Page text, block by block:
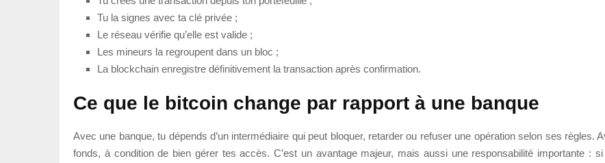
Tu la signes avec ta clé privée ;
Le réseau vérifie qu’elle est valide ;
Les mineurs la regroupent dans un bloc ;
La blockchain enregistre définitivement la transaction après confirmation.
Ce que le bitcoin change par rapport à une banque
Avec une banque, tu dépends d’un intermédiaire qui peut bloquer, retarder ou refuser une opération selon ses règles.
fonds, à condition de bien gérer tes accès. C’est un avantage majeur, mais aussi une responsabilité importante :